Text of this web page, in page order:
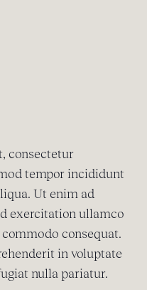
consectetur
tempor incididunt
Ut enim ad
exercitation ullamco
consequat.
in voluptate
nulla pariatur.